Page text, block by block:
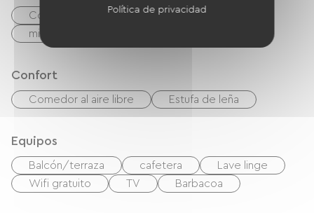
Cocina Frigorífico
Congélateur
microonda
Confort
Comedor al aire libre Estufa de leña
Equipos
Balcón/terraza cafetera
Lave linge
Wifi gratuito
TV Barbacoa
Política de privacidad